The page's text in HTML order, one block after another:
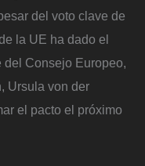
del voto clave de
la UE ha dado el
del Consejo Europeo,
Ursula von der
el pacto el próximo